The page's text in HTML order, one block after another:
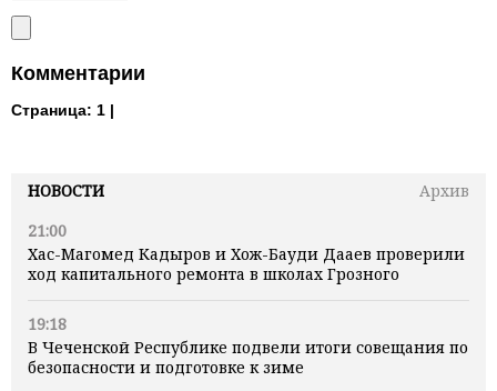
НОВОСТИ
Архив
21:00
Хас-Магомед Кадыров и Хож-Бауди Дааев проверили
ход капитального ремонта в школах Грозного
19:18
В Чеченской Республике подвели итоги совещания по
безопасности и подготовке к зиме
Комментарии
Страница: 1 |